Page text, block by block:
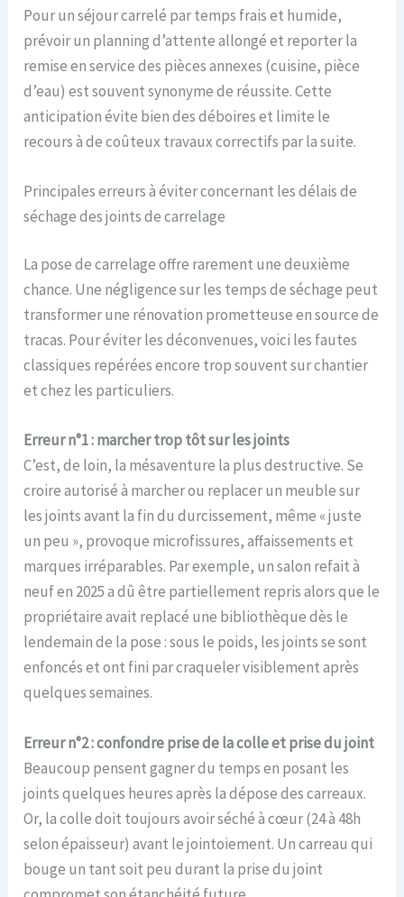
Pour un séjour carrelé par temps frais et humide,
prévoir un planning d’attente allongé et reporter la
remise en service des pièces annexes (cuisine, pièce
d’eau) est souvent synonyme de réussite. Cette
anticipation évite bien des déboires et limite le
recours à de coûteux travaux correctifs par la suite.
Principales erreurs à éviter concernant les délais de
séchage des joints de carrelage
La pose de carrelage offre rarement une deuxième
chance. Une négligence sur les temps de séchage peut
transformer une rénovation prometteuse en source de
tracas. Pour éviter les déconvenues, voici les fautes
classiques repérées encore trop souvent sur chantier
et chez les particuliers.
Erreur n°1 : marcher trop tôt sur les joints
C’est, de loin, la mésaventure la plus destructive. Se
croire autorisé à marcher ou replacer un meuble sur
les joints avant la fin du durcissement, même « juste
un peu », provoque microfissures, affaissements et
marques irréparables. Par exemple, un salon refait à
neuf en 2025 a dû être partiellement repris alors que le
propriétaire avait replacé une bibliothèque dès le
lendemain de la pose : sous le poids, les joints se sont
enfoncés et ont fini par craqueler visiblement après
quelques semaines.
Erreur n°2 : confondre prise de la colle et prise du joint
Beaucoup pensent gagner du temps en posant les
joints quelques heures après la dépose des carreaux.
Or, la colle doit toujours avoir séché à cœur (24 à 48h
selon épaisseur) avant le jointoiement. Un carreau qui
bouge un tant soit peu durant la prise du joint